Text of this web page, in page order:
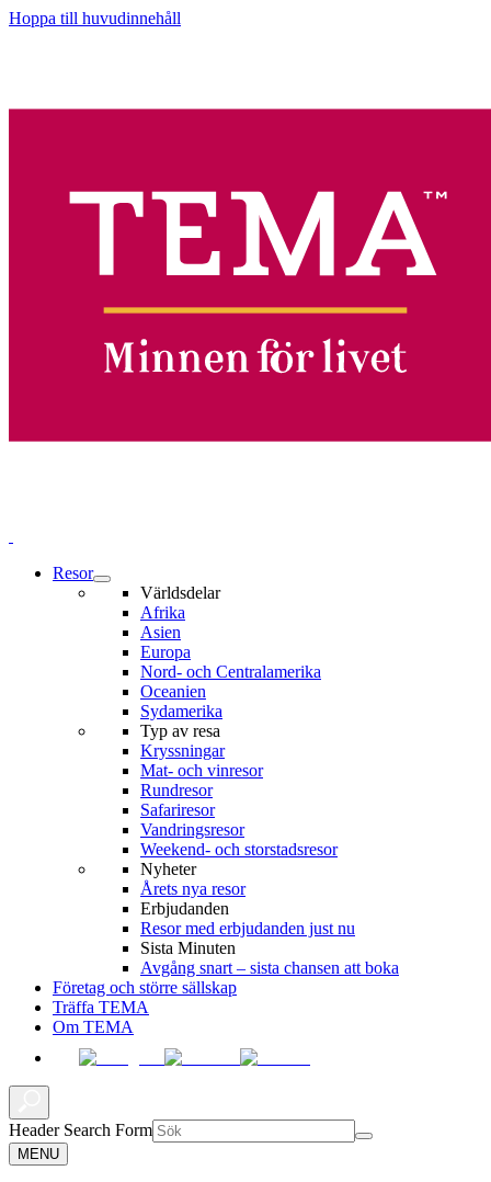
Hoppa till huvudinnehåll
Resor
Världsdelar
Afrika
Asien
Europa
Nord- och Centralamerika
Oceanien
Sydamerika
Typ av resa
Kryssningar
Mat- och vinresor
Rundresor
Safariresor
Vandringsresor
Weekend- och storstadsresor
Nyheter
Årets nya resor
Erbjudanden
Resor med erbjudanden just nu
Sista Minuten
Avgång snart – sista chansen att boka
Företag och större sällskap
Träffa TEMA
Om TEMA
Header Search Form
MENU